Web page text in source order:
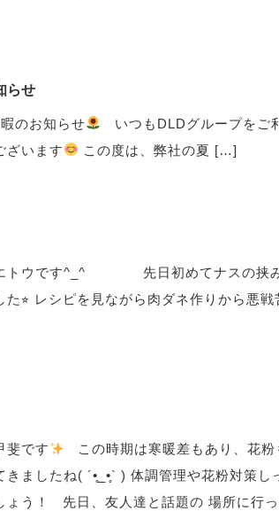
らせ
のお知らせ
いつもDLDグループをご
ざいます
この度は、弊社の夏 […]
エトウです^_^ 先日初めてナスの挟
た⭐︎ レシピを見ながら肉ダネ作りから悪戦
斐です
この時期は寒暖差もあり、花粉
きましたね( ´•̥_•̥` ) 体調管理や花粉対策し
ょう！ 先日、友人達と話題の 場所に行っ